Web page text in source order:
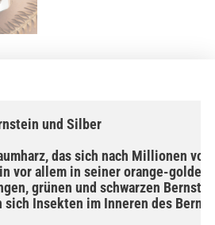
und Silber
das sich nach Millionen
vor allem in seiner orange-
grünen und schwarzen
sich Insekten im Inneren des